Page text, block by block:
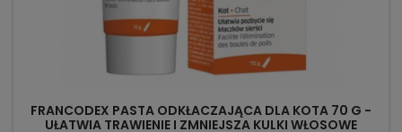
FRANCODEX PASTA ODKŁACZAJĄCA DLA KOTA 70 G -
UŁATWIA TRAWIENIE I ZMNIEJSZA KULKI WŁOSOWE